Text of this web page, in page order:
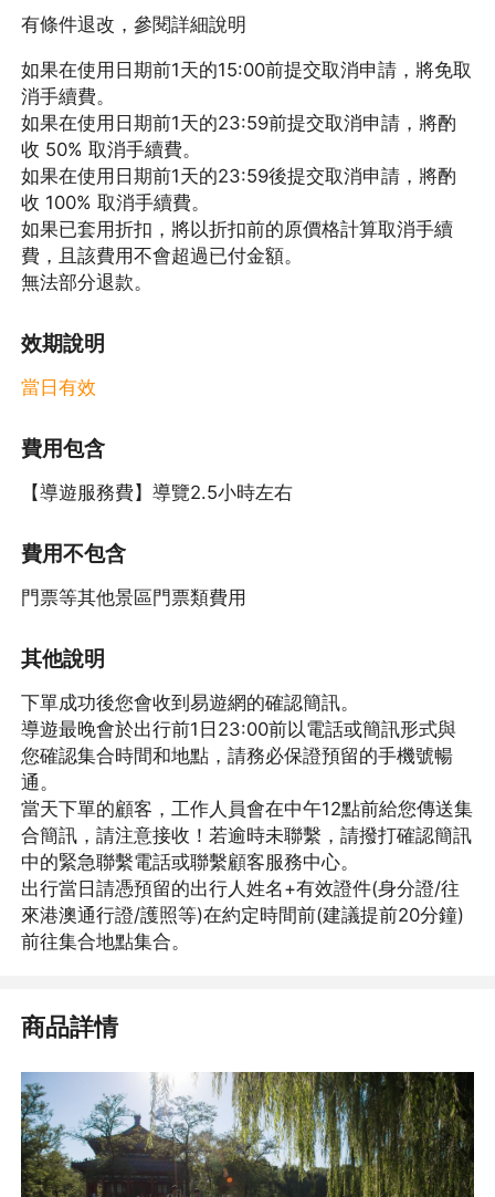
有條件退改，參閱詳細說明
如果在使用日期前1天的15:00前提交取消申請，將免取
消手續費。
如果在使用日期前1天的23:59前提交取消申請，將酌
收 50% 取消手續費。
如果在使用日期前1天的23:59後提交取消申請，將酌
收 100% 取消手續費。
如果已套用折扣，將以折扣前的原價格計算取消手續
費，且該費用不會超過已付金額。
無法部分退款。
效期說明
當日有效
費用包含
【導遊服務費】導覽2.5小時左右
費用不包含
門票等其他景區門票類費用
其他說明
下單成功後您會收到易遊網的確認簡訊。
導遊最晚會於出行前1日23:00前以電話或簡訊形式與
您確認集合時間和地點，請務必保證預留的手機號暢
通。
當天下單的顧客，工作人員會在中午12點前給您傳送集
合簡訊，請注意接收！若逾時未聯繫，請撥打確認簡訊
中的緊急聯繫電話或聯繫顧客服務中心。
出行當日請憑預留的出行人姓名+有效證件(身分證/往
來港澳通行證/護照等)在約定時間前(建議提前20分鐘)
前往集合地點集合。
商品詳情